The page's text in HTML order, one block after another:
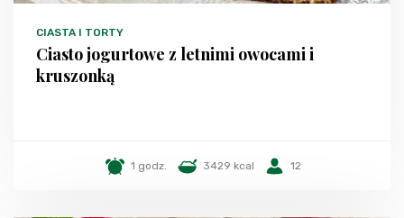
CIASTA I TORTY
Ciasto jogurtowe z letnimi owocami i
kruszonką
1 godz. 3429 kcal 12